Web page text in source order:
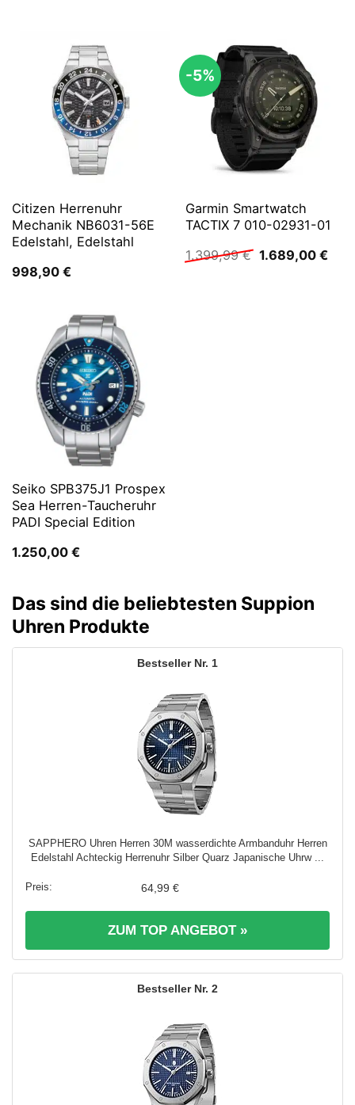
Citizen Herrenuhr
Mechanik NB6031-56E
Edelstahl, Edelstahl
998,90 €
-5%
Garmin Smartwatch
TACTIX 7 010-02931-01
1.399,99€ Ursprünglicher
1.689,00 €
Seiko SPB375J1 Prospex
Sea Herren-Taucheruhr
PADI Special Edition
1.250,00 €
Das sind die beliebtesten Suppion
Uhren Produkte
1
SAPPHERO Uhren Herren 30M wasserdichte Armbanduhr Herren
Edelstahl Achteckig Herrenuhr Silber Quarz Japanische Uhrw ...
64,99 €
ZUM TOP ANGEBOT »
2